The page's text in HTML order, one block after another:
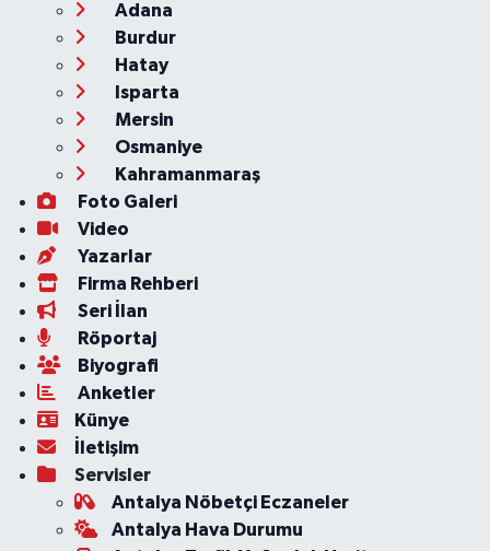
Adana
Burdur
Hatay
Isparta
Mersin
Osmaniye
Kahramanmaraş
Foto Galeri
Video
Yazarlar
Firma Rehberi
Seri İlan
Röportaj
Biyografi
Anketler
Künye
İletişim
Servisler
Antalya Nöbetçi Eczaneler
Antalya Hava Durumu